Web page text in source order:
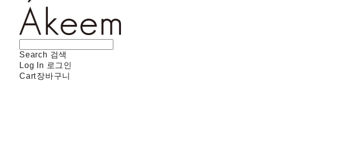
Search 검색
Log In 로그인
Cart장바구니